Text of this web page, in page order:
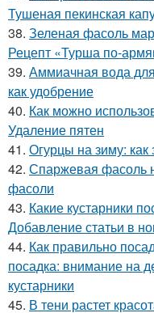
Тушеная пекинская
38. Зеленая фасоль
Рецепт «Турша по-
39. Аммиачная вода
как удобрение
40. Как можно
Удаление пятен
41. Огурцы на зиму: как
42. Спаржевая фасоль
фасоли
43. Какие кустарники
Добавление статьи в
44. Как правильно
посадка: внимание на
кустарники
45. В тени растет